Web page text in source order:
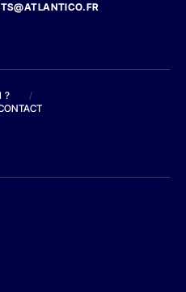
?
/